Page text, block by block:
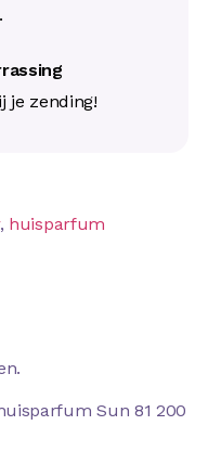
je zending!
, huisparfum
Sun 81 200